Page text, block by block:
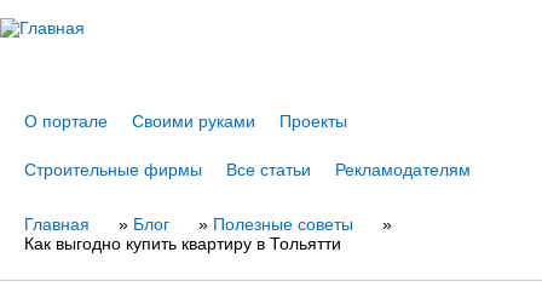
О портале Своими руками Проекты
Строительные фирмы Все статьи Рекламодателям
Вы
Главная » Блог » Полезные советы
»
Как выгодно купить квартиру в Тольятти